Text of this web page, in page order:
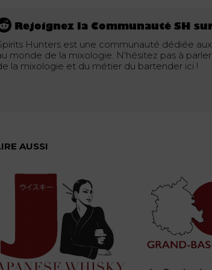
Rejoignez la Communauté SH
Hunters est une communauté dédiée
monde de la mixologie. N'hésitez pas à
la mixologie et du métier du bartender ici !
AUSSI